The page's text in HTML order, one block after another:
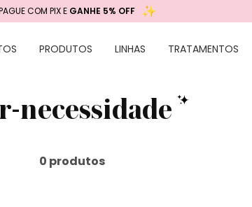
COM PIX E GANHE 5% OFF
PRODUTOS LINHAS TRATAMENTOS
necessidade
0 produtos